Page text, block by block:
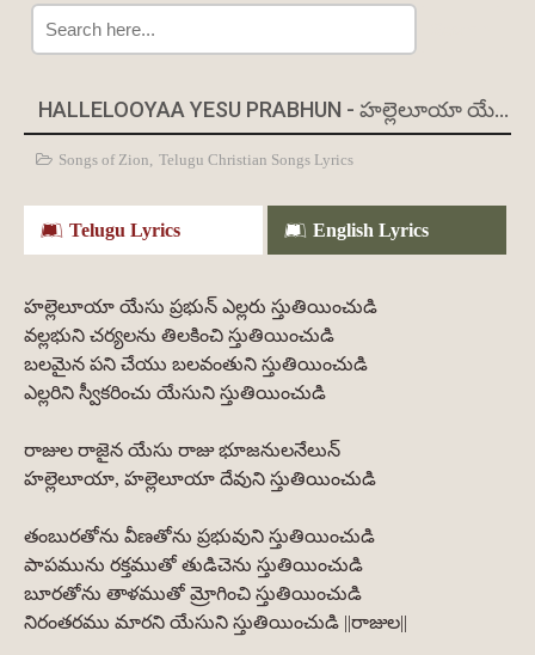
HALLELOOYAA YESU PRABHUN - హల్లెలూయా యేసు ప్రభున్ | SONGS OF ZION
Songs of Zion, Telugu Christian Songs Lyrics
Telugu Lyrics English Lyrics
హల్లెలూయా యేసు ప్రభున్ ఎల్లరు స్తుతియించుడి
వల్లభుని చర్యలను తిలకించి స్తుతియించుడి
బలమైన పని చేయు బలవంతుని స్తుతియించుడి
ఎల్లరిని స్వీకరించు యేసుని స్తుతియించుడి
రాజుల రాజైన యేసు రాజు భూజనులనేలున్
హల్లెలూయా, హల్లెలూయా దేవుని స్తుతియించుడి
తంబురతోను వీణతోను ప్రభువుని స్తుతియించుడి
పాపమును రక్తముతో తుడిచెను స్తుతియించుడి
బూరతోను తాళముతో మ్రోగించి స్తుతియించుడి
నిరంతరము మారని యేసుని స్తుతియించుడి ||రాజుల||